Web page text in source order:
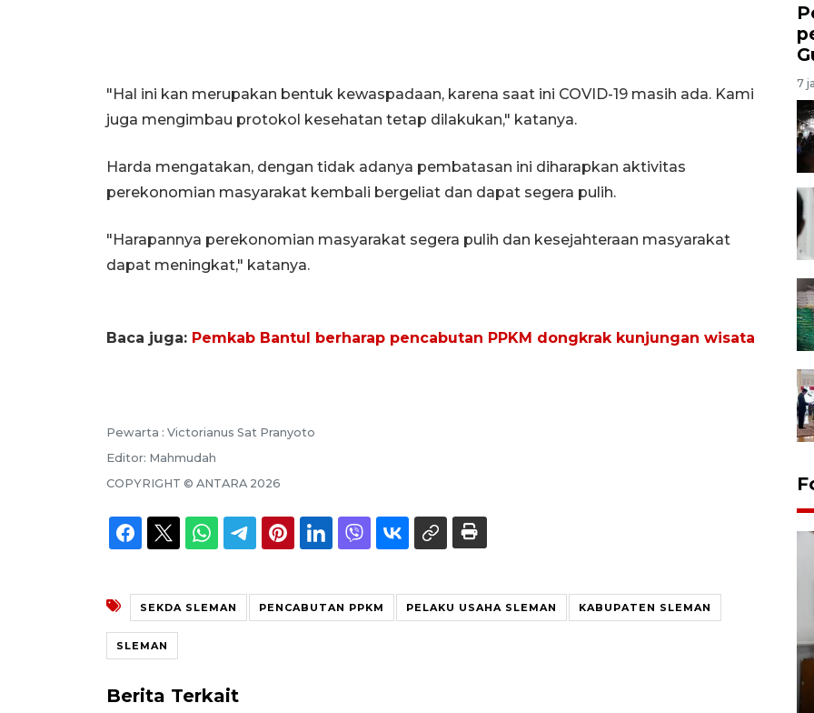
"Hal ini kan merupakan bentuk kewaspadaan, karena saat ini COVID-19 masih ada. Kami
juga mengimbau protokol kesehatan tetap dilakukan," katanya.
Harda mengatakan, dengan tidak adanya pembatasan ini diharapkan aktivitas
perekonomian masyarakat kembali bergeliat dan dapat segera pulih.
"Harapannya perekonomian masyarakat segera pulih dan kesejahteraan masyarakat
dapat meningkat," katanya.
Baca juga: Pemkab Bantul berharap pencabutan PPKM dongkrak kunjungan wisata
Pewarta : Victorianus Sat Pranyoto
Editor: Mahmudah
COPYRIGHT © ANTARA 2026
SEKDA SLEMAN PENCABUTAN PPKM PELAKU USAHA SLEMAN KABUPATEN SLEMAN
SLEMAN
Berita Terkait
7